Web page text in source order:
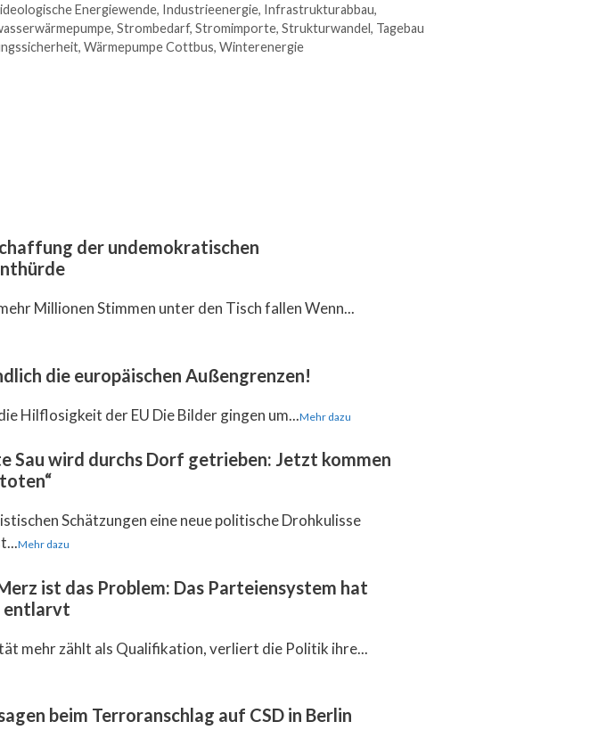
ideologische Energiewende, Industrieenergie, Infrastrukturabbau,
, Strombedarf, Stromimporte, Strukturwandel, Tagebau
, Wärmepumpe Cottbus, Winterenergie
der undemokratischen
Millionen Stimmen unter den Tisch fallen Wenn...
die europäischen Außengrenzen!
Hilflosigkeit der EU Die Bilder gingen um...Mehr dazu
Sau wird durchs Dorf getrieben: Jetzt kommen
Schätzungen eine neue politische Drohkulisse
Mehr dazu
ist das Problem: Das Parteiensystem hat
entlarvt
mehr zählt als Qualifikation, verliert die Politik ihre...
beim Terroranschlag auf CSD in Berlin